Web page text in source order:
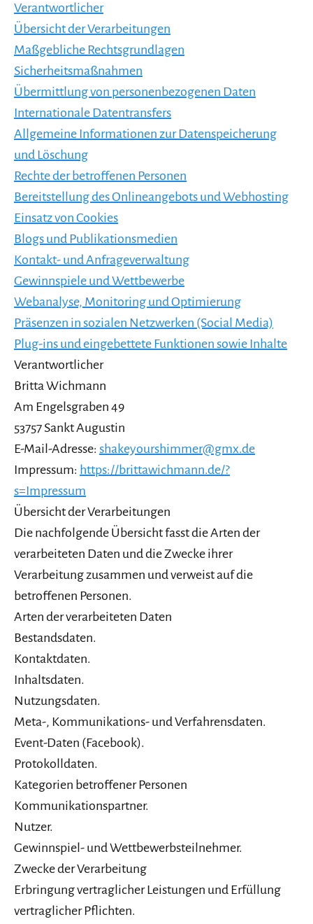
Verantwortlicher
Übersicht der Verarbeitungen
Maßgebliche Rechtsgrundlagen
Sicherheitsmaßnahmen
Übermittlung von personenbezogenen Daten
Internationale Datentransfers
Allgemeine Informationen zur Datenspeicherung
und Löschung
Rechte der betroffenen Personen
Bereitstellung des Onlineangebots und Webhosting
Einsatz von Cookies
Blogs und Publikationsmedien
Kontakt- und Anfrageverwaltung
Gewinnspiele und Wettbewerbe
Webanalyse, Monitoring und Optimierung
Präsenzen in sozialen Netzwerken (Social Media)
Plug-ins und eingebettete Funktionen sowie Inhalte
Verantwortlicher
Britta Wichmann
Am Engelsgraben 49
53757 Sankt Augustin
E-Mail-Adresse: shakeyourshimmer@gmx.de
Impressum: https://brittawichmann.de/?
s=Impressum
Übersicht der Verarbeitungen
Die nachfolgende Übersicht fasst die Arten der
verarbeiteten Daten und die Zwecke ihrer
Verarbeitung zusammen und verweist auf die
betroffenen Personen.
Arten der verarbeiteten Daten
Bestandsdaten.
Kontaktdaten.
Inhaltsdaten.
Nutzungsdaten.
Meta-, Kommunikations- und Verfahrensdaten.
Event-Daten (Facebook).
Protokolldaten.
Kategorien betroffener Personen
Kommunikationspartner.
Nutzer.
Gewinnspiel- und Wettbewerbsteilnehmer.
Zwecke der Verarbeitung
Erbringung vertraglicher Leistungen und Erfüllung
vertraglicher Pflichten.